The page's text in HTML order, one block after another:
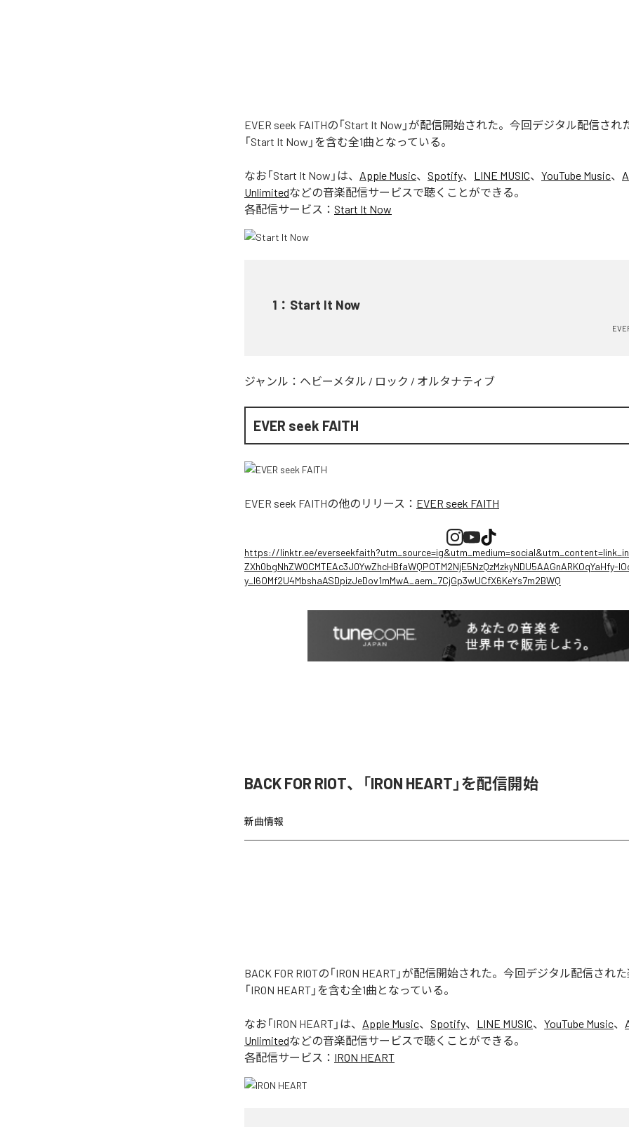
EVER seek FAITHの「Start It Now」が配信開始された。今回デジタル配信され
「Start It Now」を含む全1曲となっている。
なお「Start It Now 」は、 Apple Music、 Spotify、 LINE MUSIC、 YouTube Music、
Unlimitedなどの音楽配信サービスで聴くことができる。
各配信サービス： Start It Now
1 ： Start It Now
ジャンル： ヘビーメタル / ロック / オルタナティブ
EVER seek FAITH
EVER seek FAITHの他のリリース： EVER seek FAITH
https://linktr.ee/
ZXh0bgNhZW0CMTEAc3J0YwZhcHBfaWQPOTM2NjE5NzQzMzkyNDU5AAGnARKOqYaHfy-
y_l6OMf2U4MbshaASDpizJeDov1mMwA_aem_7CjGp3wUCfX6KeYs7m2BWQ
BACK FOR RIOT、「IRON HEART」を配信開始
新曲情報
BACK FOR RIOTの「IRON HEART」が配信開始された。今回デジタル配信された
「IRON HEART」を含む全1曲となっている。
なお「IRON HEART 」は、 Apple Music、 Spotify、 LINE MUSIC、 YouTube Music、
Unlimitedなどの音楽配信サービスで聴くことができる。
各配信サービス： IRON HEART